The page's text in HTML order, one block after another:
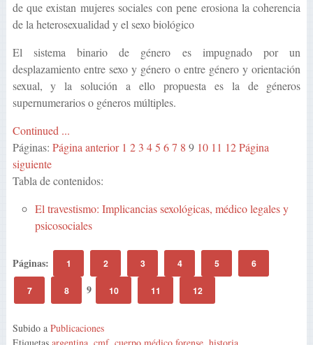
de que existan mujeres sociales con pene erosiona la coherencia
de la heterosexualidad y el sexo biológico
El sistema binario de género es impugnado por un
desplazamiento entre sexo y género o entre género y orientación
sexual, y la solución a ello propuesta es la de géneros
supernumerarios o géneros múltiples.
Continued ...
Páginas: Página anterior 1 2 3 4 5 6 7 8 9 10 11 12 Página
siguiente
Tabla de contenidos:
El travestismo: Implicancias sexológicas, médico legales y
psicosociales
Páginas: 1 2 3 4 5 6
7 8 9 10 11 12
Subido a Publicaciones